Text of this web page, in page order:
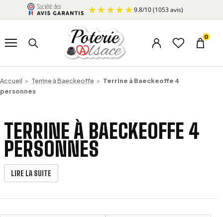
Aller au contenu 9.8/10(1053 avis)
Rechercher un produit
Menu du compte
Liste Panier
0
Accueil > Terrine à Baeckeoffe > Terrine à Baeckeoffe 4
personnes
TERRINE À BAECKEOFFE 4
PERSONNES
LIRE LA SUITE